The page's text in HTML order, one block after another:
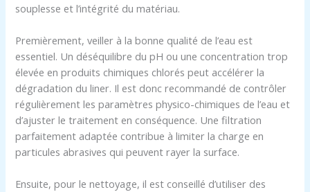
souplesse et l’intégrité du matériau.
Premièrement, veiller à la bonne qualité de l’eau est
essentiel. Un déséquilibre du pH ou une concentration trop
élevée en produits chimiques chlorés peut accélérer la
dégradation du liner. Il est donc recommandé de contrôler
régulièrement les paramètres physico-chimiques de l’eau et
d’ajuster le traitement en conséquence. Une filtration
parfaitement adaptée contribue à limiter la charge en
particules abrasives qui peuvent rayer la surface.
Ensuite, pour le nettoyage, il est conseillé d’utiliser des